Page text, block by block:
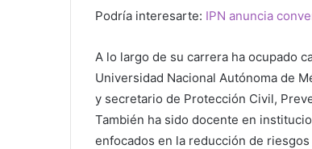
Podría interesarte: IPN anuncia
A lo largo de su carrera ha ocupado
Universidad Nacional Autónoma de
y secretario de Protección Civil,
También ha sido docente en
enfocados en la reducción de